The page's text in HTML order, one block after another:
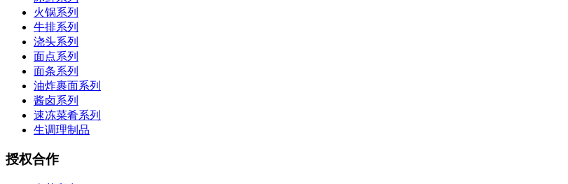
火锅系列
牛排系列
浇头系列
面点系列
面条系列
油炸裹面系列
酱卤系列
速冻菜肴系列
生调理制品
授权合作